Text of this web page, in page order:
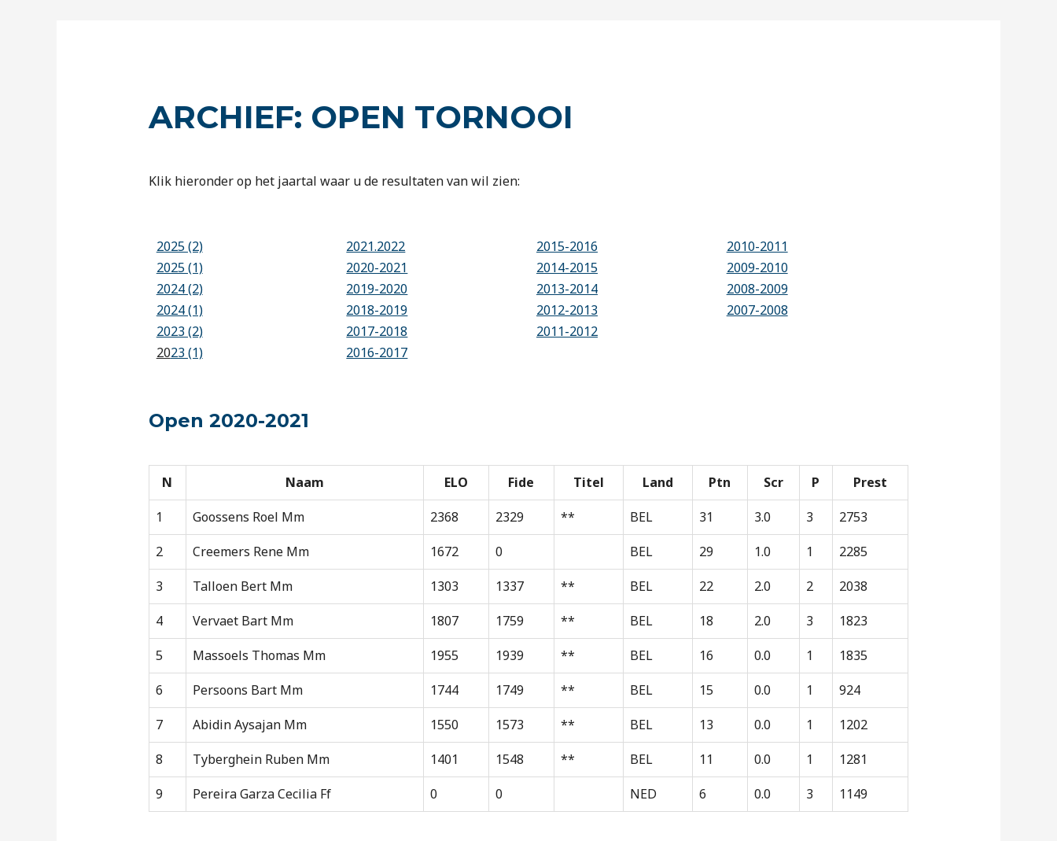
ARCHIEF: OPEN TORNOOI
Klik hieronder op het jaartal waar u de resultaten van wil zien:
2025 (2)
2025 (1)
2024 (2)
2024 (1)
2023 (2)
2023 (1)
2021.2022
2020-2021
2019-2020
2018-2019
2017-2018
2016-2017
2015-2016
2014-2015
2013-2014
2012-2013
2011-2012
2010-2011
2009-2010
2008-2009
2007-2008
Open 2020-2021
N Naam ELO Fide Titel Land Ptn Scr P
Prest
1
Goossens Roel Mm 2368 2329 ** BEL 31 3.0 3
2753
2
Creemers Rene Mm 1672 0 BEL 29 1.0 1
2285
3
Talloen Bert Mm 1303 1337 ** BEL 22 2.0 2
2038
4
Vervaet Bart Mm 1807 1759 ** BEL 18 2.0 3
1823
5
Massoels Thomas Mm 1955 1939 ** BEL 16 0.0 1
1835
6
Persoons Bart Mm 1744 1749 ** BEL 15 0.0 1
924
7
Abidin Aysajan Mm 1550 1573 ** BEL 13 0.0 1
1202
8
Tyberghein Ruben Mm 1401 1548 ** BEL 11 0.0 1
1281
9
Pereira Garza Cecilia Ff 0 0 NED 6 0.0 3 1149